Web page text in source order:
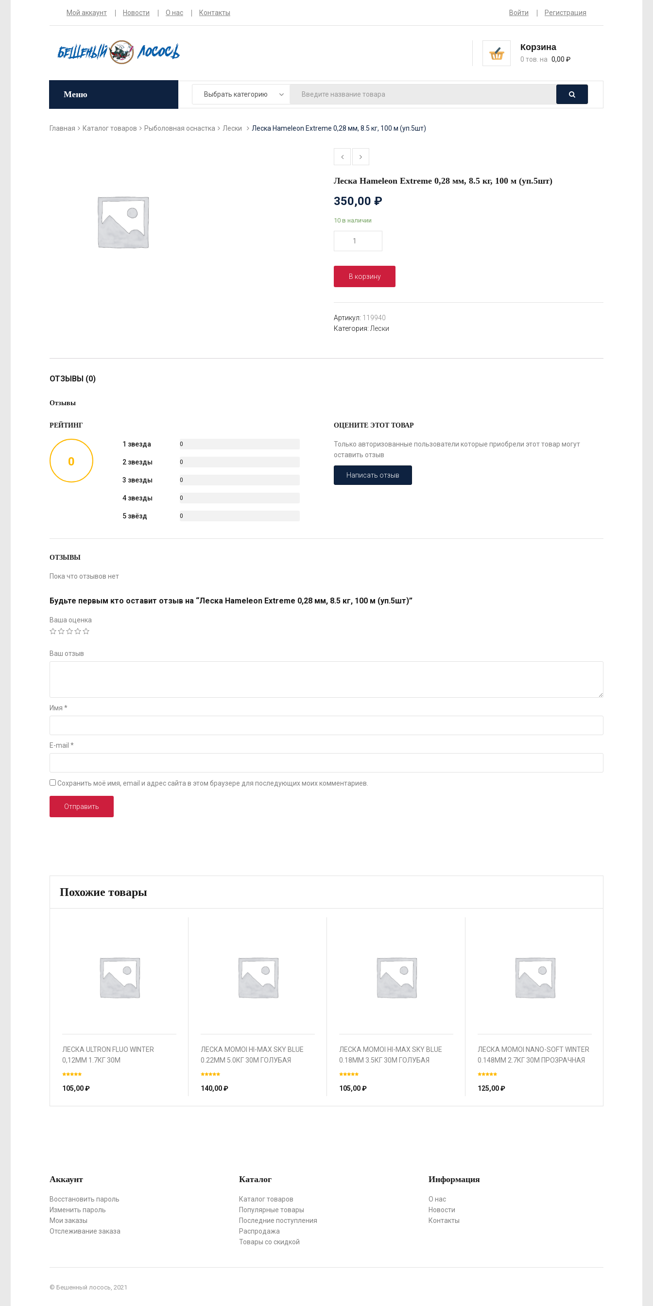
Мой аккаунт Новости О нас Контакты Войти Регистрация
Корзина
0 тов. на 0,00 ₽
Меню
Главная Каталог товаров Рыболовная оснастка Лески Леска Hameleon Extreme 0,28 мм, 8.5 кг, 100 м (уп.5шт)
Леска Hameleon Extreme 0,28 мм, 8.5 кг, 100 м (уп.5шт)
350,00 ₽
10 в наличии
Hameleon
Extreme
0,28
кг,
100
В корзину
Артикул: 119940
Категория: Лески
ОТЗЫВЫ (0)
Отзывы
РЕЙТИНГ
0
1 звезда
0
2 звезды
0
3 звезды
0
4 звезды
0
5 звёзд
0
ОЦЕНИТЕ ЭТОТ ТОВАР
Только авторизованные пользователи которые приобрели этот товар могут
оставить отзыв
Написать отзыв
ОТЗЫВЫ
Пока что отзывов нет
Будьте первым кто оставит отзыв на “Леска Hameleon Extreme 0,28 мм, 8.5 кг, 100 м (уп.5шт)”
Ваша оценка
Ваш отзыв
Имя *
E-mail *
Сохранить моё имя, email и адрес сайта в этом браузере для последующих моих комментариев.
Похожие товары
ЛЕСКА ULTRON FLUO WINTER
0,12ММ 1.7КГ 30М
ФЛУОРЕСЦЕНТНАЯ
105,00₽
ЛЕСКА MOMOI HI-MAX SKY BLUE
0.22ММ 5.0КГ 30М ГОЛУБАЯ
140,00₽
ЛЕСКА MOMOI HI-MAX SKY BLUE
0.18ММ 3.5КГ 30М ГОЛУБАЯ
105,00₽
ЛЕСКА MOMOI NANO-SOFT WINTER
0.148ММ 2.7КГ 30М ПРОЗРАЧНАЯ
125,00₽
Аккаунт
Восстановить пароль
Изменить пароль
Мои заказы
Отслеживание заказа
Каталог
Каталог товаров
Популярные товары
Последние поступления
Распродажа
Товары со скидкой
Информация
О нас
Новости
Контакты
© Бешенный лосось, 2021